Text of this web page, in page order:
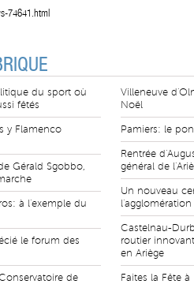
74641.html
du sport où
fêtés
y Flamenco
Gérald Sgobbo,
à l'exemple du
le forum des
de
Villeneuve
Noël
Pamiers: le
Rentrée
général de
Un nouveau
Castelnau-
routier
en Ariège
Faites la Fête